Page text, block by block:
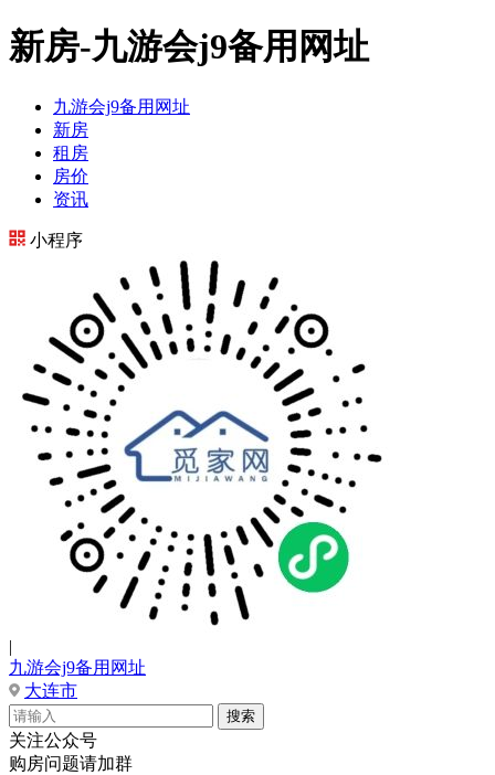
新房-九游会j9备用网址
九游会j9备用网址
新房
租房
房价
资讯
小程序
|
九游会j9备用网址
大连市
关注公众号
购房问题请加群